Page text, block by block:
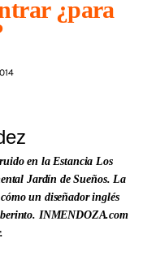
¿para
en la Estancia Los
Jardín de Sueños. La
un diseñador inglés
INMENDOZA.com